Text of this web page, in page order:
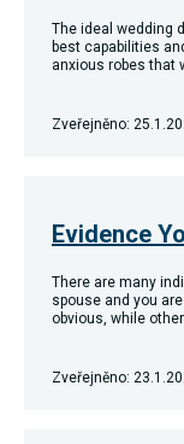
The ideal wedding
best capabilities
anxious robes that
Zveřejněno:
Evidence
There are many
spouse and you
obvious, while
Zveřejněno: